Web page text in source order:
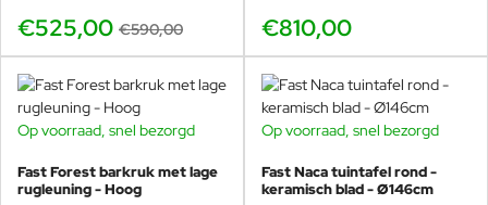
€525,00 €590,00 €810,00
Op voorraad, snel bezorgd
Fast Forest barkruk met lage
rugleuning - Hoog
Op voorraad, snel bezorgd
Fast Naca tuintafel rond -
keramisch blad - Ø146cm